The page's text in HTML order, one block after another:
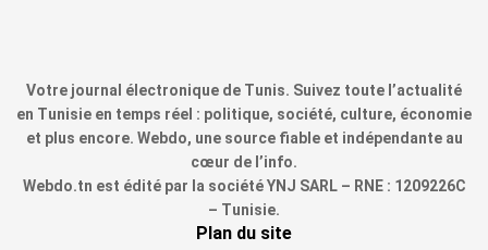
Votre journal électronique de Tunis. Suivez toute l’actualité
en Tunisie en temps réel : politique, société, culture, économie
et plus encore. Webdo, une source fiable et indépendante au
cœur de l’info.
Webdo.tn est édité par la société YNJ SARL – RNE : 1209226C
– Tunisie.
Plan du site